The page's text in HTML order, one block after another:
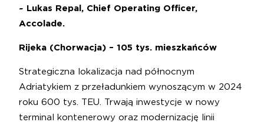
~ Lukas Repal, Chief Operating Officer,
Accolade.
Rijeka (Chorwacja) – 105 tys. mieszkańców
Strategiczna lokalizacja nad północnym
Adriatykiem z przeładunkiem wynoszącym w 2024
roku 600 tys. TEU. Trwają inwestycje w nowy
terminal kontenerowy oraz modernizację linii